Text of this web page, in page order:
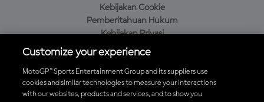
Kebijakan Cookie
Pemberitahuan Hukum
Kebijakan Privasi
Kebijakan Pembelian
Unduh Aplikasi Resmi MotoGP™
Customize your experience
MotoGP™ Sports Entertainment Group and its suppliers use
cookies and similar technologies to measure your interactions
with our websites, products and services, and to show you